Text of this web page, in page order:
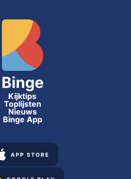
Kijktips
Toplijsten
Nieuws
Binge App